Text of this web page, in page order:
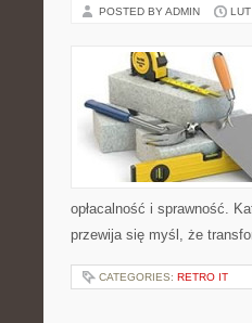
POSTED BY ADMIN
opłacalność i sprawność.
przewija się myśl, że
CATEGORIES: RETRO IT